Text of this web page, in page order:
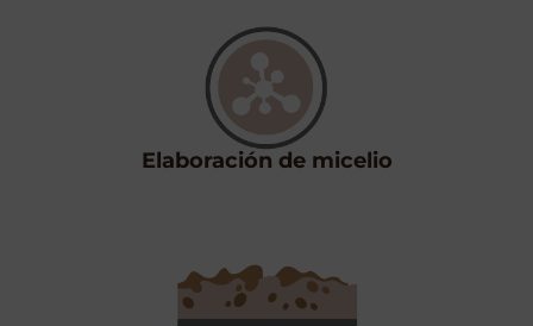
Elaboración de micelio